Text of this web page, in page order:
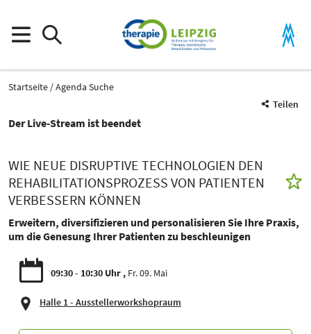
Startseite
Agenda Suche
Teilen
Der Live-Stream ist beendet
WIE NEUE DISRUPTIVE TECHNOLOGIEN DEN
REHABILITATIONSPROZESS VON PATIENTEN
VERBESSERN KÖNNEN
Erweitern, diversifizieren und personalisieren Sie Ihre Praxis,
um die Genesung Ihrer Patienten zu beschleunigen
09:30 - 10:30 Uhr Fr. 09. Mai
Halle 1 - Ausstellerworkshopraum